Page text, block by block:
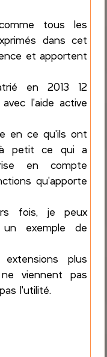
tous les
dans cet
et apportent
en 2013 12
l'aide active
en ce qu'ils ont
petit ce qui a
en compte
qu'apporte
fois, je peux
exemple de
plus
viennent pas
l'utilité.